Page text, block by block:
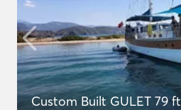
Custom Built GULET 79 ft